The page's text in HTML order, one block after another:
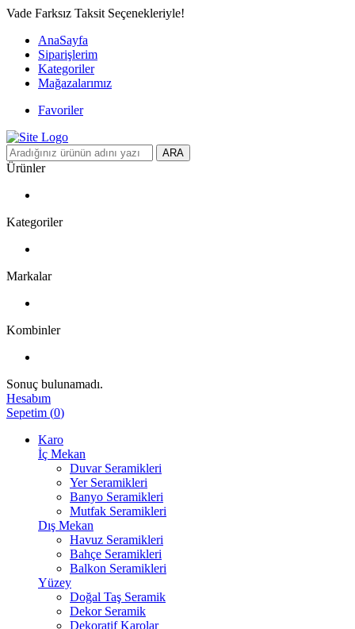
Vade Farksız Taksit Seçenekleriyle!
AnaSayfa
Siparişlerim
Kategoriler
Mağazalarımız
Favoriler
ARA
Ürünler
Kategoriler
Markalar
Kombinler
Sonuç bulunamadı.
Hesabım
Sepetim (0)
Karo
İç Mekan
Duvar Seramikleri
Yer Seramikleri
Banyo Seramikleri
Mutfak Seramikleri
Dış Mekan
Havuz Seramikleri
Bahçe Seramikleri
Balkon Seramikleri
Yüzey
Doğal Taş Seramik
Dekor Seramik
Dekoratif Karolar